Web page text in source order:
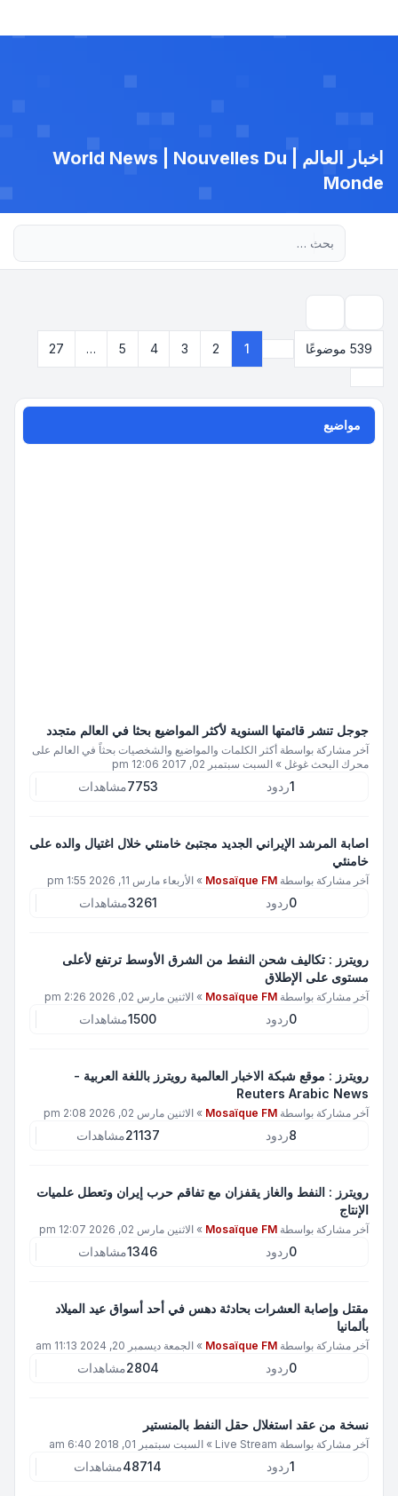
اخبار العالم | World News | Nouvelles Du
Monde
539 موضوعًا
صفحة1
27 1
2
3
4
5
…
27
مواضيع
جوجل تنشر قائمتها السنوية لأكثر المواضيع بحثا في العالم متجدد
آخر مشاركة بواسطة أكثر الكلمات والمواضيع والشخصيات بحثاً في العالم على
محرك البحث غوغل » السبت سبتمبر 02, 2017 12:06 pm
1ردود 7753مشاهدات
اصابة المرشد الإيراني الجديد مجتبئ خامنئي خلال اغتيال والده على
خامنئي
آخر مشاركة بواسطة Mosaïque FM
» الأربعاء مارس 11, 2026 1:55 pm
0ردود 3261مشاهدات
رويترز : تكاليف شحن النفط من الشرق الأوسط ترتفع لأعلى
مستوى على الإطلاق
آخر مشاركة بواسطة Mosaïque FM
» الاثنين مارس 02, 2026 2:26 pm
0ردود 1500مشاهدات
رويترز : موقع شبكة الاخبار العالمية رويترز باللغة العربية -
Reuters Arabic News
آخر مشاركة بواسطة Mosaïque FM
» الاثنين مارس 02, 2026 2:08 pm
8ردود 21137مشاهدات
رويترز : النفط والغاز يقفزان مع تفاقم حرب إيران وتعطل علميات
الإنتاج
آخر مشاركة بواسطة Mosaïque FM
» الاثنين مارس 02, 2026 12:07 pm
0ردود 1346مشاهدات
مقتل وإصابة العشرات بحادثة دهس في أحد أسواق عيد الميلاد
بألمانيا
آخر مشاركة بواسطة Mosaïque FM
» الجمعة ديسمبر 20, 2024 11:13 am
0ردود 2804مشاهدات
نسخة من عقد استغلال حقل النفط بالمنستير
آخر مشاركة بواسطة Live Stream
» السبت سبتمبر 01, 2018 6:40 am
1ردود 48714مشاهدات